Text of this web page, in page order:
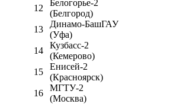
12
Белогорье-2
(Белгород)
13
Динамо-БашГАУ
(Уфа)
14
Кузбасс-2
(Кемерово)
15
Енисей-2
(Красноярск)
16
МГТУ-2
(Москва)